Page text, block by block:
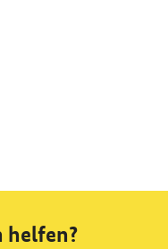
helfen?